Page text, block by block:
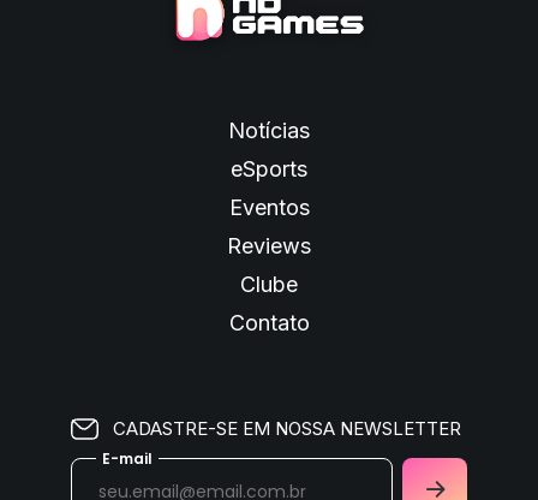
Notícias
eSports
Eventos
Reviews
Clube
Contato
CADASTRE-SE EM NOSSA NEWSLETTER
E-mail